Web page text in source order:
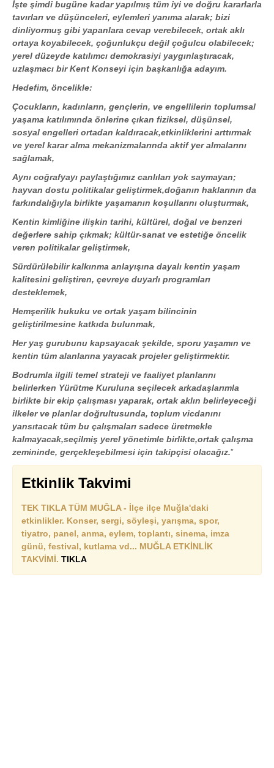
İşte şimdi bugüne kadar yapılmış tüm iyi ve doğru kararlarla
tavırları ve düşünceleri, eylemleri yanıma alarak; bizi
dinliyormuş gibi yapanlara cevap verebilecek, ortak aklı
ortaya koyabilecek, çoğunlukçu değil çoğulcu olabilecek;
yerel düzeyde katılımcı demokrasiyi yaygınlaştıracak,
uzlaşmacı bir Kent Konseyi için başkanlığa adayım.
Hedefim, öncelikle:
Çocukların, kadınların, gençlerin, ve engellilerin toplumsal
yaşama katılımında önlerine çıkan fiziksel, düşünsel,
sosyal engelleri ortadan kaldıracak,etkinliklerini arttırmak
ve yerel karar alma mekanizmalarında aktif yer almalarını
sağlamak,
Aynı coğrafyayı paylaştığımız canlıları yok saymayan;
hayvan dostu politikalar geliştirmek,doğanın haklarının da
farkındalığıyla birlikte yaşamanın koşullarını oluşturmak,
Kentin kimliğine ilişkin tarihi, kültürel, doğal ve benzeri
değerlere sahip çıkmak; kültür-sanat ve estetiğe öncelik
veren politikalar geliştirmek,
Sürdürülebilir kalkınma anlayışına dayalı kentin yaşam
kalitesini geliştiren, çevreye duyarlı programları
desteklemek,
Hemşerilik hukuku ve ortak yaşam bilincinin
geliştirilmesine katkıda bulunmak,
Her yaş gurubunu kapsayacak şekilde, sporu yaşamın ve
kentin tüm alanlarına yayacak projeler geliştirmektir.
Bodrumla ilgili temel strateji ve faaliyet planlarını
belirlerken Yürütme Kuruluna seçilecek arkadaşlarımla
birlikte bir ekip çalışması yaparak, ortak aklın belirleyeceği
ilkeler ve planlar doğrultusunda, toplum vicdanını
yansıtacak tüm bu çalışmaları sadece üretmekle
kalmayacak,seçilmiş yerel yönetimle birlikte,ortak çalışma
zemininde, gerçekleşebilmesi için takipçisi olacağız.”
Etkinlik Takvimi
TEK TIKLA TÜM MUĞLA - İlçe ilçe Muğla'daki
etkinlikler. Konser, sergi, söyleşi, yarışma, spor,
tiyatro, panel, anma, eylem, toplantı, sinema, imza
günü, festival, kutlama vd... MUĞLA ETKİNLİK
TAKVİMİ. TIKLA